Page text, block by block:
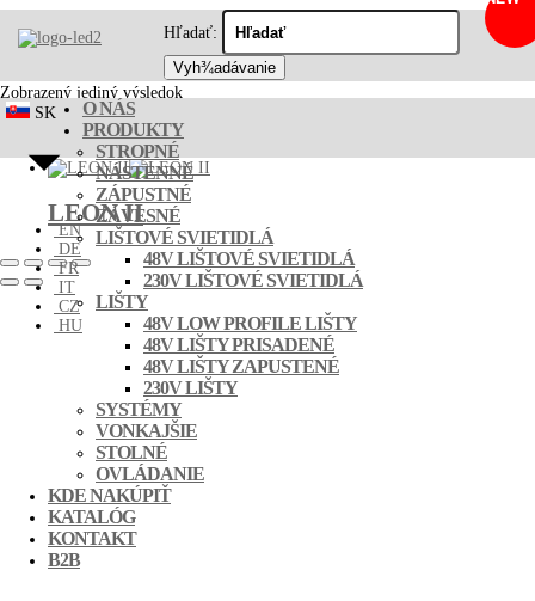
Hľadať:
SK
EN
DE
FR
IT
CZ
HU
O NÁS
PRODUKTY
STROPNÉ
NÁSTENNÉ
ZÁPUSTNÉ
ZÁVESNÉ
LIŠTOVÉ SVIETIDLÁ
48V LIŠTOVÉ SVIETIDLÁ
230V LIŠTOVÉ SVIETIDLÁ
LIŠTY
48V LOW PROFILE LIŠTY
48V LIŠTY PRISADENÉ
48V LIŠTY ZAPUSTENÉ
230V LIŠTY
SYSTÉMY
VONKAJŠIE
STOLNÉ
OVLÁDANIE
KDE NAKÚPIŤ
KATALÓG
KONTAKT
B2B
leon-2
Zobrazený jediný výsledok
LEON II